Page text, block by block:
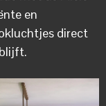
en
direct